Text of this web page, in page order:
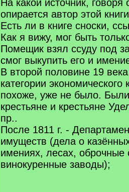
На какой источник, говоря
опирается автор этой
Есть ли в книге сноски,
Как я вижу, мог быть
Помещик взял ссуду под
смог выкупить его и
В второй половине 19
категории экономического
похоже, уже не было. Были
крестьяне и крестьяне
пр..
После 1811 г. -
имуществ (дела о
имениях, лесах, оброчные
винокуренные заводы);